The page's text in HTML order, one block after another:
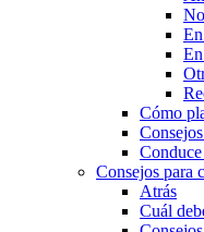
Cómo
Consejos para
Atrás
Cuál